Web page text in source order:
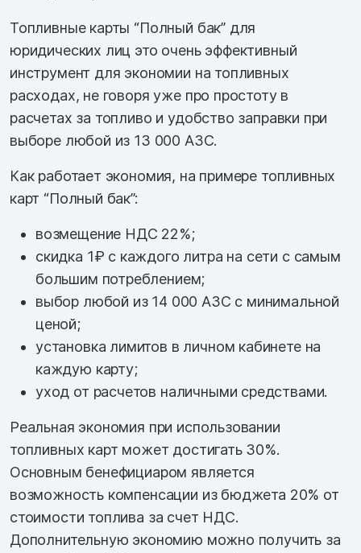
Топливные карты “Полный бак” для
юридических лиц это очень эффективный
инструмент для экономии на топливных
расходах, не говоря уже про простоту в
расчетах за топливо и удобство заправки при
выборе любой из 13 000 АЗС.
Как работает экономия, на примере топливных
карт “Полный бак”:
возмещение НДС 22%;
скидка 1₽ с каждого литра на сети с самым
большим потреблением;
выбор любой из 14 000 АЗС с минимальной
ценой;
установка лимитов в личном кабинете на
каждую карту;
уход от расчетов наличными средствами.
Реальная экономия при использовании
топливных карт может достигать 30%.
Основным бенефициаром является
возможность компенсации из бюджета 20% от
стоимости топлива за счет НДС.
Дополнительную экономию можно получить за